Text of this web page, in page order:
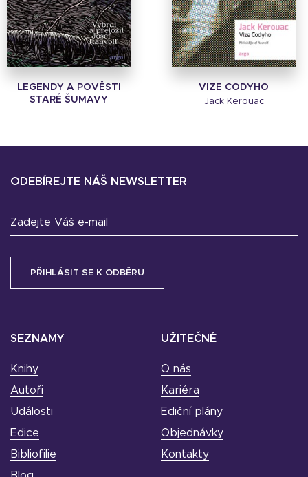
LEGENDY A POVĚSTI
STARÉ ŠUMAVY
VIZE CODYHO
Jack Kerouac
SEZNAMY
Knihy
Autoři
Události
Edice
Bibliofilie
UŽITEČNÉ
O nás
Kariéra
Ediční plány
Objednávky
Kontakty
ODEBÍREJTE NÁŠ NEWSLETTER
Zadejte Váš e-mail